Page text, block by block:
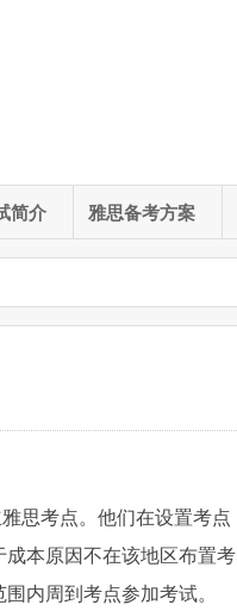
简介 雅思备考方案
思考点。他们在设置考点
本原因不在该地区布置考
内周到考点参加考试。